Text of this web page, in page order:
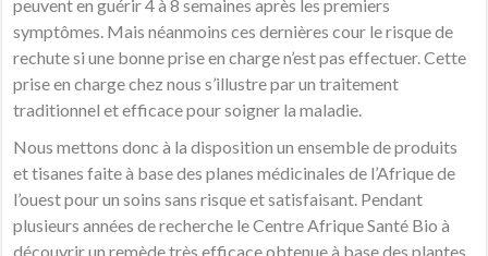
peuvent en guérir 4 à 8 semaines après les premiers
symptômes. Mais néanmoins ces dernières cour le risque de
rechute si une bonne prise en charge n’est pas effectuer. Cette
prise en charge chez nous s’illustre par un traitement
traditionnel et efficace pour soigner la maladie.
Nous mettons donc à la disposition un ensemble de produits
et tisanes faite à base des planes médicinales de l’Afrique de
l’ouest pour un soins sans risque et satisfaisant. Pendant
plusieurs années de recherche le Centre Afrique Santé Bio à
découvrir un remède très efficace obtenue à base des plantes